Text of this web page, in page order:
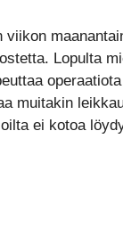
Lopulta
muitakin
ei kotoa